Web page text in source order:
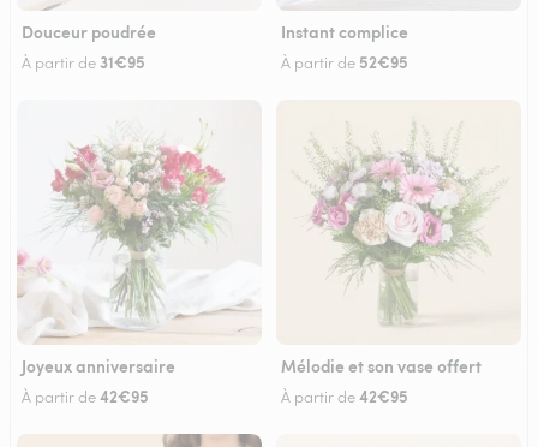
Douceur poudrée
À partir de 31€95
Instant complice
À partir de 52€95
Joyeux anniversaire
À partir de42€95
Mélodie et son vase offert
À partir de42€95